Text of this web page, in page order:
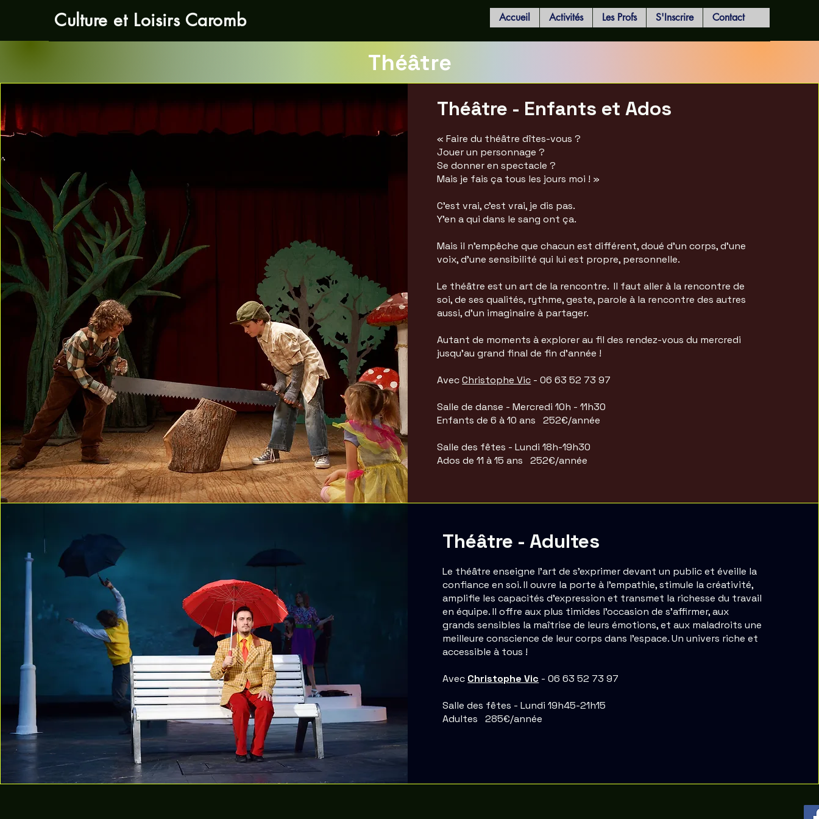
Culture et Loisirs Caromb Accueil Activités Les Profs S'Inscrire Contact
Théâtre
Théâtre - Enfants et Ados
« Faire du théâtre dîtes-vous ?
Jouer un personnage ?
Se donner en spectacle ?
Mais je fais ça tous les jours moi ! »
C’est vrai, c’est vrai, je dis pas.
Y’en a qui dans le sang ont ça.
Mais il n’empêche que chacun est différent, doué d’un corps, d’une
voix, d’une sensibilité qui lui est propre, personnelle.
Le théâtre est un art de la rencontre. Il faut aller à la rencontre de
soi, de ses qualités, rythme, geste, parole à la rencontre des autres
aussi, d’un imaginaire à partager.
Autant de moments à explorer au fil des rendez-vous du mercredi
jusqu’au grand final de fin d’année !
AvecChristophe Vic - 06 63 52 73 97
Salle de danse - Mercredi 10h - 11h30
Enfants de 6 à 10 ans 252€/année
Salle des fêtes - Lundi 18h-19h30
Ados de 11 à 15 ans 252€/année
Théâtre - Adultes
Le théâtre enseigne l’art de s’exprimer devant un public et éveille la
confiance en soi. Il ouvre la porte à l’empathie, stimule la créativité,
amplifie les capacités d’expression et transmet la richesse du travail
en équipe. Il offre aux plus timides l’occasion de s’affirmer, aux
grands sensibles la maîtrise de leurs émotions, et aux maladroits une
meilleure conscience de leur corps dans l’espace. Un univers riche et
accessible à tous !
Avec Christophe Vic - 06 63 52 73 97
Salle des fêtes - Lundi 19h45-21h15
Adultes 285€/année